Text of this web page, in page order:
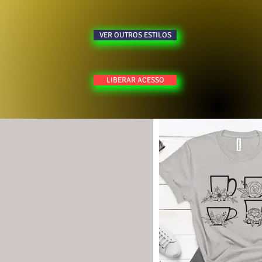
VER OUTROS ESTILOS
LIBERAR ACESSO